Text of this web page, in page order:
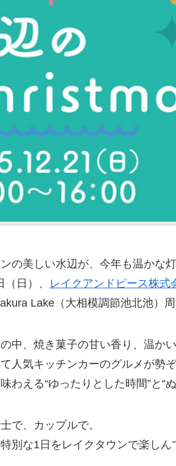
の美しい水辺が、今年も温かな
日）、
レイクアンドピース株式
Lake（大相模調節池北池）周
中、焼き菓子の甘い香り、温か
人気キッチンカーのグルメが勢ぞ
わえる“ゆったりとした時間”と“
で、カップルで。
別な1日をレイクタウンで楽しん